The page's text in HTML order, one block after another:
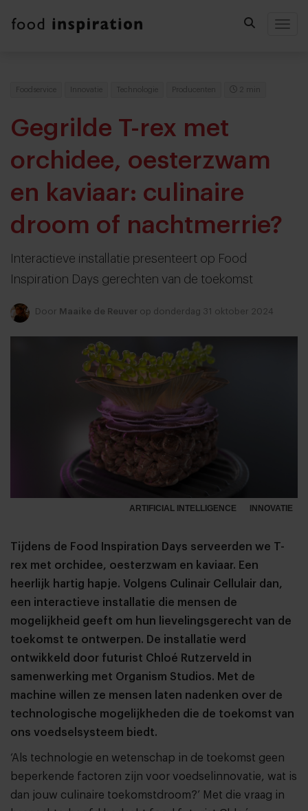
Foodservice Innovatie Technologie Producenten 2 min
Gegrilde T-rex met
orchidee, oesterzwam
en kaviaar: culinaire
droom of nachtmerrie?
Interactieve installatie presenteert op Food
Inspiration Days gerechten van de toekomst
Door Maaike de Reuver op donderdag 31 oktober 2024
ARTIFICIAL INTELLIGENCE INNOVATIE
Tijdens de Food Inspiration Days serveerden we T-
rex met orchidee, oesterzwam en kaviaar. Een
heerlijk hartig hapje. Volgens Culinair Cellulair dan,
een interactieve installatie die mensen de
mogelijkheid geeft om hun lievelingsgerecht van de
toekomst te ontwerpen. De installatie werd
ontwikkeld door futurist Chloé Rutzerveld in
samenwerking met Organism Studios. Met de
machine willen ze mensen laten nadenken over de
technologische mogelijkheden die de toekomst van
ons voedselsysteem biedt.
‘Als technologie en wetenschap in de toekomst geen
beperkende factoren zijn voor voedselinnovatie, wat is
dan jouw culinaire toekomstdroom?’ Met die vraag in